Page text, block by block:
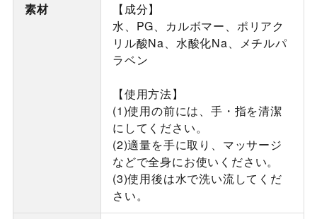
素材
【成分】
水、PG、カルボマー、ポリアク
リル酸Na、水酸化Na、メチルパ
ラベン
【使用方法】
(1)使用の前には、手・指を清潔
にしてください。
(2)適量を手に取り、マッサージ
などで全身にお使いください。
(3)使用後は水で洗い流してくだ
さい。